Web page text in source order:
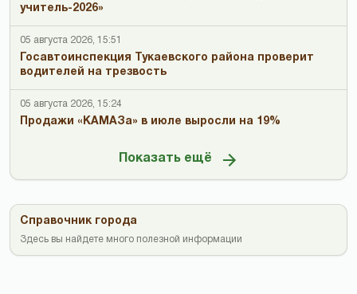
учитель-2026»
05 августа 2026, 15:51
Госавтоинспекция Тукаевского района проверит
водителей на трезвость
05 августа 2026, 15:24
Продажи «КАМАЗа» в июле выросли на 19%
Показать ещё
Справочник города
Здесь вы найдете много полезной информации